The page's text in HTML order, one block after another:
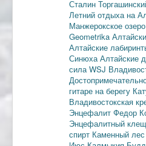
Сталин
Летний отдыха на
Манжерокское озеро
Geometrika
Алтайские
Синюха Алтайские
сила WSJ
гитаре на берегу
Владивостокская
Энцефалит Федор
Энцефалитный клещ
спирт Каменный лес